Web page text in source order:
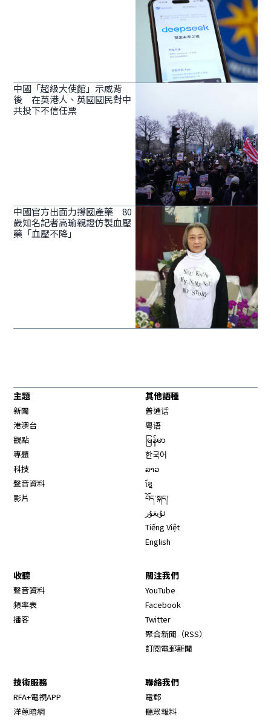
中國「超級大使館」示威背
後 在英港人、英國國民對中
共投下不信任票
中國官方出面力撐國產藥 80
歲知名記者高瑜親證仿製血壓
藥「血壓不降」
主題
新聞
港澳台
觀點
專題
科技
聲音資料
影片
其他語種
普通话
粤语
မြန်မာ
한국어
ລາວ
ខ្មែ
བོད་སྐད།
ئۇيغۇر
Tiếng Việt
English
收聽
聲音資料
頻率表
播客
關注我們
YouTube
Facebook
Twitter
聚合新聞（RSS）
訂閱電郵新聞
技術服務
RFA+電視APP
洋蔥暗網
聯絡我們
電郵
聽眾報料